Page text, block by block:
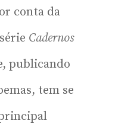
conta da
Cadernos
publicando
tem se